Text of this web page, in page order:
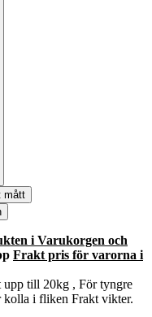
mått
i Varukorgen och
Frakt pris för varorna i
upp till 20kg , För tyngre
kolla i fliken Frakt vikter.